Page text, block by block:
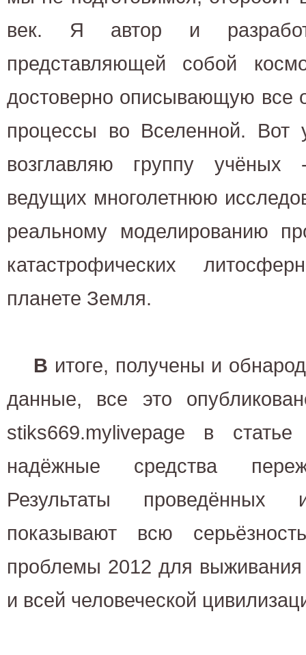
век. Я автор и
представляющей собой
достоверно описывающую все
процессы во Вселенной. Вот
возглавляю группу учёных
ведущих многолетнюю
реальному моделированию
катастрофических
планете Земля.
В итоге, получены и
данные, все это
stiks669.mylivepage в
надёжные средства
Результаты проведённых
показывают всю
проблемы 2012 для выживания
и всей человеческой